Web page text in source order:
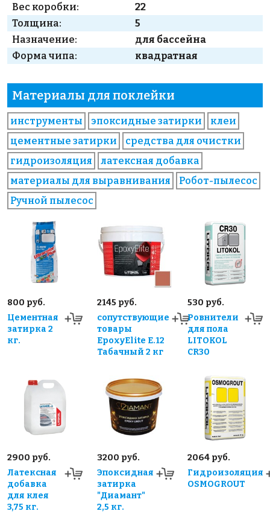
Вес коробки:
22
Толщина:
5
Назначение:
для бассейна
Форма чипа:
квадратная
Материалы для поклейки
инструменты эпоксидные затирки
клеи
цементные затирки
средства для очистки
гидроизоляция
латексная добавка
материалы для выравнивания
Робот-пылесос
Ручной пылесос
800 руб.
Цементная
затирка 2
кг.
2145 руб.
сопутствующие
товары
EpoxyElite E.12
Табачный 2 кг
530 руб.
Ровнители
для пола
LITOKOL
CR30
2900 руб.
Латексная
добавка
для клея
3,75 кг.
3200 руб.
Эпоксидная
затирка
"Диамант"
2,5 кг.
2064 руб.
Гидроизоляция
OSMOGROUT